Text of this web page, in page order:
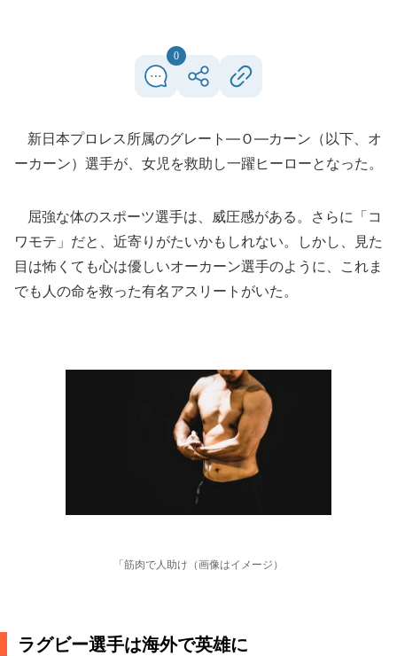
0
新日本プロレス所属のグレート―Ｏ―カーン（以下、オ
ーカーン）選手が、女児を救助し一躍ヒーローとなった。
屈強な体のスポーツ選手は、威圧感がある。さらに「コ
ワモテ」だと、近寄りがたいかもしれない。しかし、見た
目は怖くても心は優しいオーカーン選手のように、これま
でも人の命を救った有名アスリートがいた。
「筋肉で人助け（画像はイメージ）
ラグビー選手は海外で英雄に